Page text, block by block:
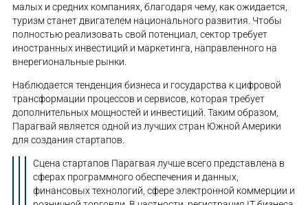
малых и средних компаниях, благодаря чему, как ожидается,
туризм станет двигателем национального развития. Чтобы
полностью реализовать свой потенциал, сектор требует
иностранных инвестиций и маркетинга, направленного на
внерегиональные рынки.
Наблюдается тенденция бизнеса и государства к цифровой
трансформации процессов и сервисов, которая требует
дополнительных мощностей и инвестиций. Таким образом,
Парагвай является одной из лучших стран Южной Америки
для создания стартапов.
Сцена стартапов Парагвая лучше всего представлена ​​в
сферах программного обеспечения и данных,
финансовых технологий, сфере электронной коммерции и